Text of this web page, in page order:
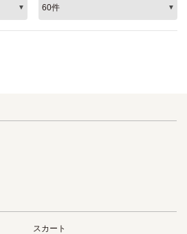
スカート